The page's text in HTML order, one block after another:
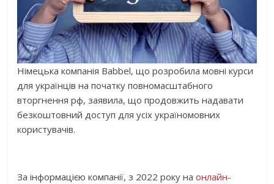
Німецька компанія Babbel, що розробила мовні курси
для українців на початку повномаcштабного
вторгнення рф, заявила, що продовжить надавати
безкоштовний доступ для усіх україномовних
користувачів.
За інформацією компанії, з 2022 року наонлайн-